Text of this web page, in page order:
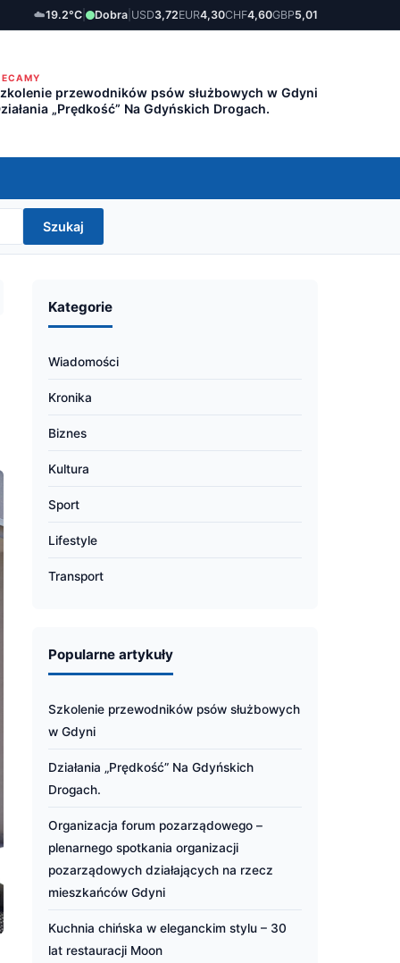
☁️19.2°C Dobra USD3,72EUR4,30CHF4,60GBP5,01
przewodników psów służbowych w Gdyni
„Prędkość” Na Gdyńskich Drogach.
Szukaj
Kategorie
Wiadomości
Kronika
Biznes
Kultura
Sport
Lifestyle
Transport
Popularne artykuły
Szkolenie przewodników psów służbowych
w Gdyni
Działania „Prędkość” Na Gdyńskich
Drogach.
Organizacja forum pozarządowego –
plenarnego spotkania organizacji
pozarządowych działających na rzecz
mieszkańców Gdyni
Kuchnia chińska w eleganckim stylu – 30
lat restauracji Moon